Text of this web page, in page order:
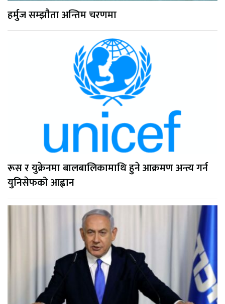
हर्मुज सम्झौता अन्तिम चरणमा
रूस र युक्रेनमा बालबालिकामाथि हुने आक्रमण अन्त्य गर्न
युनिसेफको आह्वान